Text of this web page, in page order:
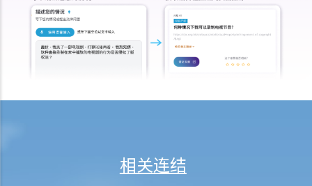
11. 在买入单位前，我发现地产代理曾向我提供错误的资料，或忘记向
我告诉一些重要事项。我可否终止临时买卖合约，并向该地产代理（及
其雇主）索偿？
4. 临时买卖合约是否需要加盖印花（打厘印）及注册？
相关连结